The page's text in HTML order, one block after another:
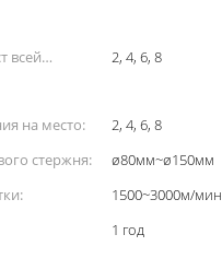
всей
2, 4, 6, 8
на место:
2, 4, 6, 8
стержня:
ø80мм~ø150мм
1500~3000м/мин
1 год